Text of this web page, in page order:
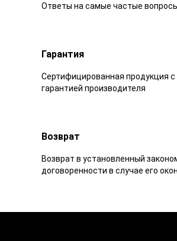
Ответы на самые частые
Гарантия
Сертифицированная продукция
гарантией производителя
Возврат
Возврат в установленный
договоренности в случае его